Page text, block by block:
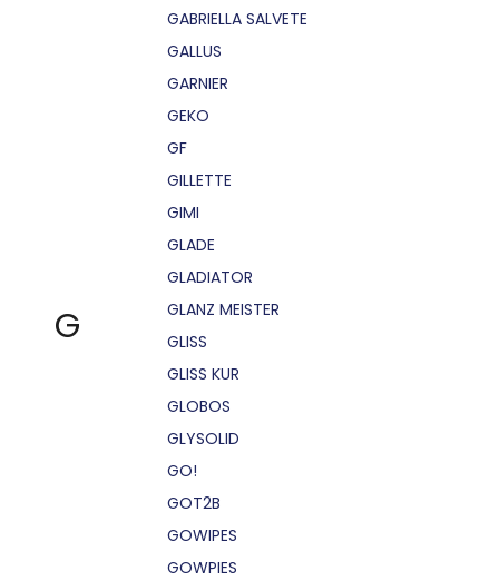
G
GABRIELLA SALVETE
GALLUS
GARNIER
GEKO
GF
GILLETTE
GIMI
GLADE
GLADIATOR
GLANZ MEISTER
GLISS
GLISS KUR
GLOBOS
GLYSOLID
GO!
GOT2B
GOWIPES
GOWPIES